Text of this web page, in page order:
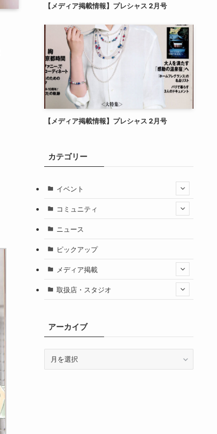
【メディア掲載情報】プレシャス 2月号
【メディア掲載情報】プレシャス 2月号
カテゴリー
イベント
コミュニティ
ニュース
ピックアップ
メディア掲載
取扱店・スタジオ
アーカイブ